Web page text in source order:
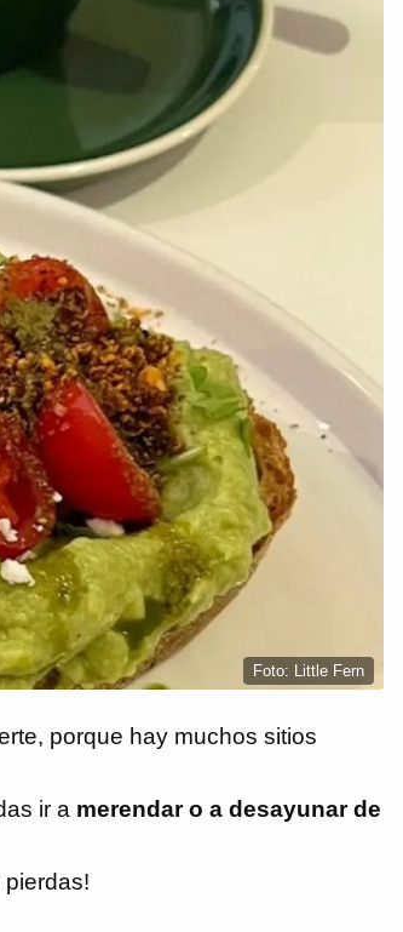
Foto: Little Fern
porque hay muchos sitios
ir a merendar o a desayunar de